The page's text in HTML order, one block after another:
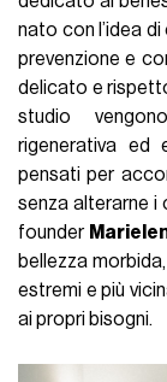
nato con l’idea
prevenzione e
delicato e
studio
rigenerativa ed
pensati per
senza alterarne i
founder
bellezza
estremi e più
ai propri bisogni.